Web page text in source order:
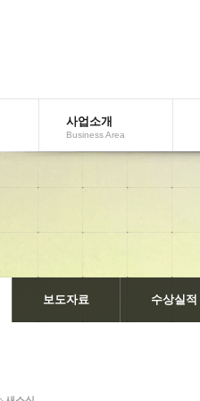
사업소개
BusinessArea
보도자료 수상실적